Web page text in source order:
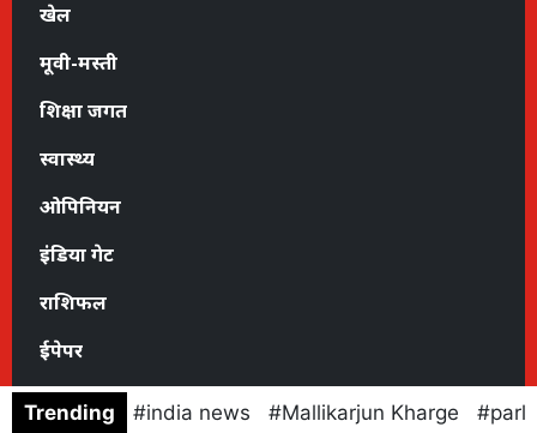
खेल
मूवी-मस्ती
शिक्षा जगत
स्वास्थ्य
ओपिनियन
इंडिया गेट
राशिफल
ईपेपर
Trending india news Mallikarjun Kharge